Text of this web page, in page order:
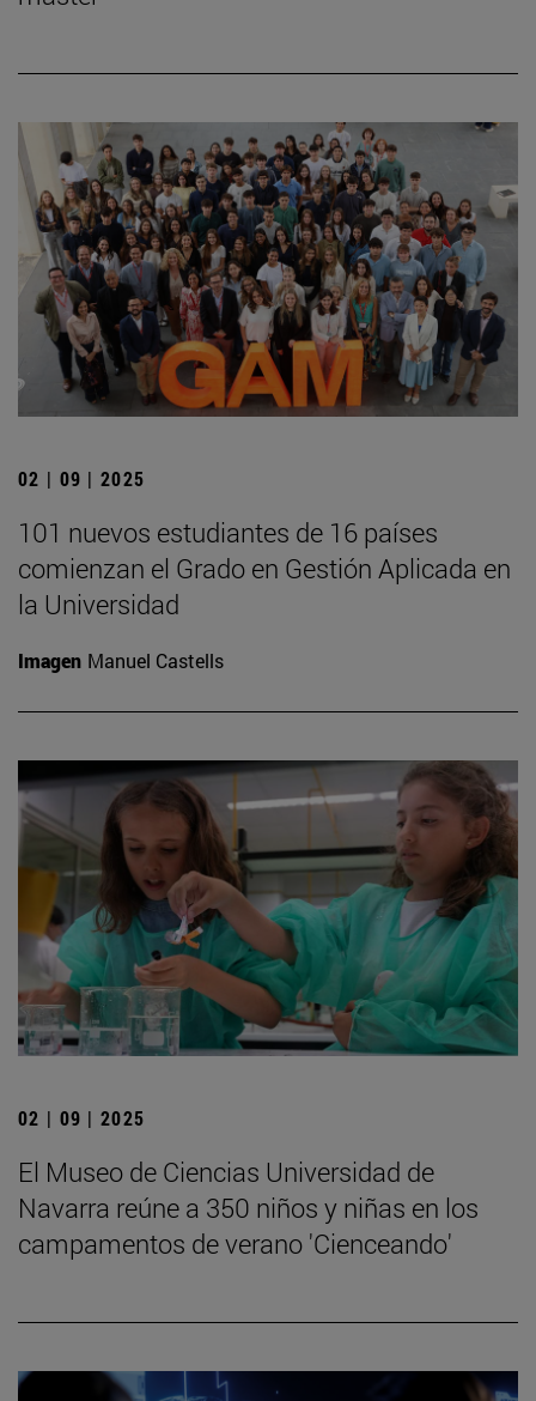
02 | 09 | 2025
101 nuevos estudiantes de 16 países
comienzan el Grado en Gestión Aplicada en
la Universidad
Imagen Manuel Castells
02 | 09 | 2025
El Museo de Ciencias Universidad de
Navarra reúne a 350 niños y niñas en los
campamentos de verano 'Cienceando'